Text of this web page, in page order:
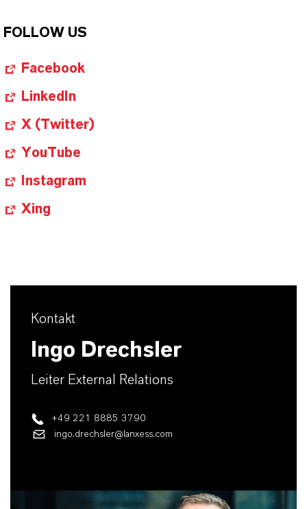
FOLLOW US
Facebook
LinkedIn
X (Twitter)
YouTube
Instagram
Xing
Kontakt
Ingo Drechsler
Leiter External Relations
+49 221 8885 3790
ingo.drechsler@lanxess.com